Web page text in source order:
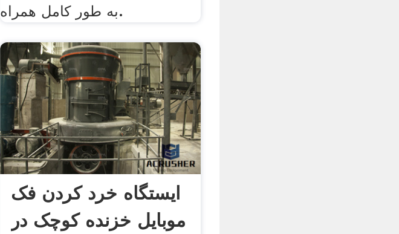
به طور کامل همراه.
ایستگاه خرد کردن فک
موبایل خزنده کوچک در